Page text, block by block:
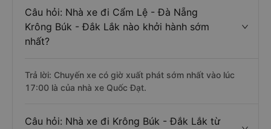
Câu hỏi: Nhà xe đi Cẩm Lệ - Đà Nẵng
Krông Búk - Đắk Lắk nào khởi hành sớm
nhất?
Trả lời: Chuyến xe có giờ xuất phát sớm nhất vào lúc
17:00 là của nhà xe Quốc Đạt.
Câu hỏi: Nhà xe đi Krông Búk - Đắk Lắk từ